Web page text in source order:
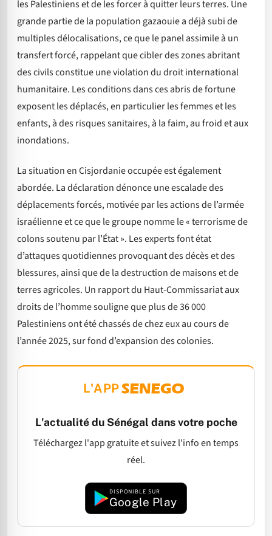
les Palestiniens et de les forcer à quitter leurs terres. Une
grande partie de la population gazaouie a déjà subi de
multiples délocalisations, ce que le panel assimile à un
transfert forcé, rappelant que cibler des zones abritant
des civils constitue une violation du droit international
humanitaire. Les conditions dans ces abris de fortune
exposent les déplacés, en particulier les femmes et les
enfants, à des risques sanitaires, à la faim, au froid et aux
inondations.
La situation en Cisjordanie occupée est également
abordée. La déclaration dénonce une escalade des
déplacements forcés, motivée par les actions de l’armée
israélienne et ce que le groupe nomme le « terrorisme de
colons soutenu par l’État ». Les experts font état
d’attaques quotidiennes provoquant des décès et des
blessures, ainsi que de la destruction de maisons et de
terres agricoles. Un rapport du Haut-Commissariat aux
droits de l’homme souligne que plus de 36 000
Palestiniens ont été chassés de chez eux au cours de
l’année 2025, sur fond d’expansion des colonies.
L'APP
L'actualité du Sénégal dans votre poche
Téléchargez l'app gratuite et suivez l'info en temps
réel.
DISPONIBLE SUR
Google Play